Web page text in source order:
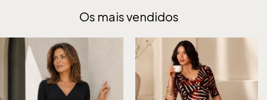
Os mais vendidos